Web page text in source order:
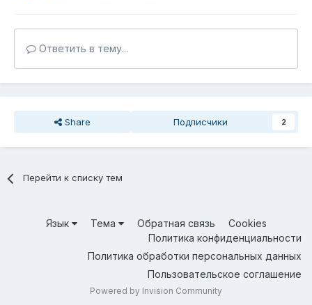
Ответить в тему...
Share Подписчики 2
Перейти к списку тем
Язык Тема Обратная связь
Cookies
Политика конфиденциальности
Политика обработки персональных данных
Пользовательское соглашение
Powered by Invision Community